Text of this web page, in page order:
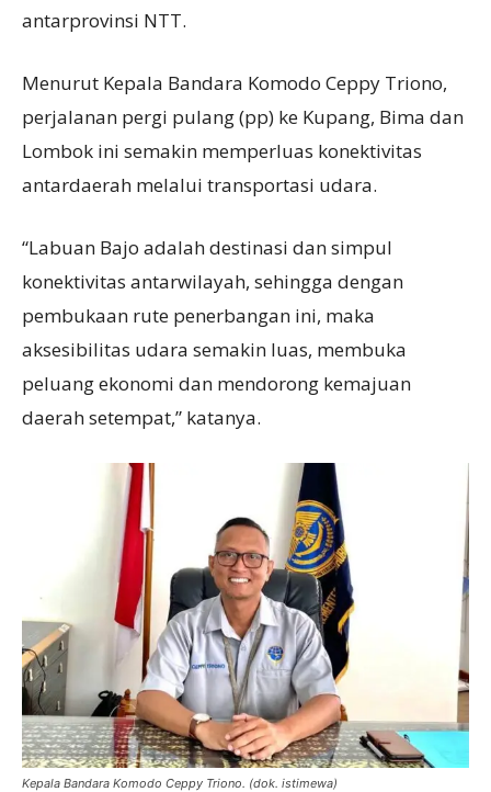
antarprovinsi NTT.
Menurut Kepala Bandara Komodo Ceppy Triono,
perjalanan pergi pulang (pp) ke Kupang, Bima dan
Lombok ini semakin memperluas konektivitas
antardaerah melalui transportasi udara.
“Labuan Bajo adalah destinasi dan simpul
konektivitas antarwilayah, sehingga dengan
pembukaan rute penerbangan ini, maka
aksesibilitas udara semakin luas, membuka
peluang ekonomi dan mendorong kemajuan
daerah setempat,” katanya.
Kepala Bandara Komodo Ceppy Triono. (dok. istimewa)